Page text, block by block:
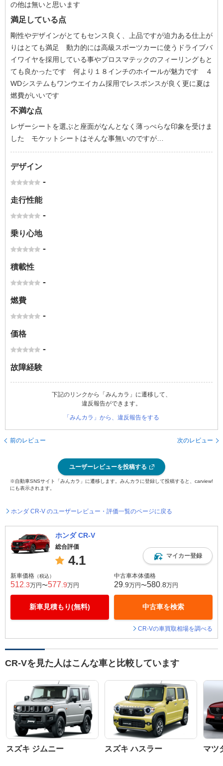
の他は無いと思います
満足している点
剛性やデザインがとてもセンス良く、上品ですが迫力ある仕上が
りはとても満足 動力的には高級スポーツカーに使うドライブバ
イワイヤを採用している事やプロスマテックのフィーリングもと
ても良かったです 何より１８インチのホイールが魅力です ４
WDシステムもワンウエイカム採用でレスポンスが良く更に夏は
燃費がいいです
不満な点
レザーシートを選ぶと座面がなんとなく薄っぺらな印象を受けま
した モケットシートはそんな事無いのですが…
デザイン
-
走行性能
-
乗り心地
-
積載性
-
燃費
-
価格
-
故障経験
下記のリンクから「みんカラ」に遷移して、
違反報告ができます。
「みんカラ」から、違反報告をする
前のレビュー 次のレビュー
ユーザーレビューを投稿する
※自動車SNSサイト「みんカラ」に遷移します。みんカラに登録して投稿すると、carview!
にも表示されます。
ホンダ CR-V のユーザーレビュー・評価一覧のページに戻る
ホンダ CR-V
総合評価
4.1 マイカー登録
新車価格 （税込）
512 .3万円〜577 .9万円
新車見積もり(無料)
中古車本体価格
29 .9万円〜580 .8万円
中古車を検索
CR-Vの車買取相場を調べる
CR-Vを見た人はこんな車と比較しています
スズキ ジムニー スズキ ハスラー マツ